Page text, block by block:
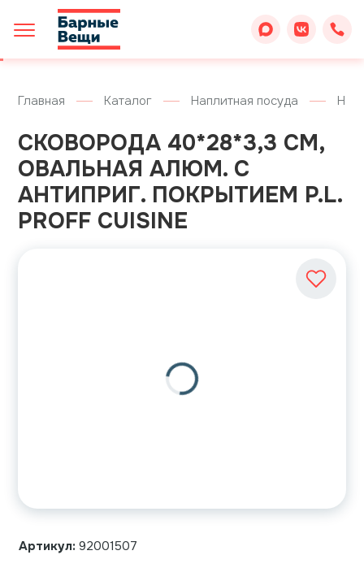
Главная Каталог Наплитная посуда
СКОВОРОДА 40*28*3,3 СМ,
ОВАЛЬНАЯ АЛЮМ. С
АНТИПРИГ. ПОКРЫТИЕМ P.L.
PROFF CUISINE
Артикул: 92001507